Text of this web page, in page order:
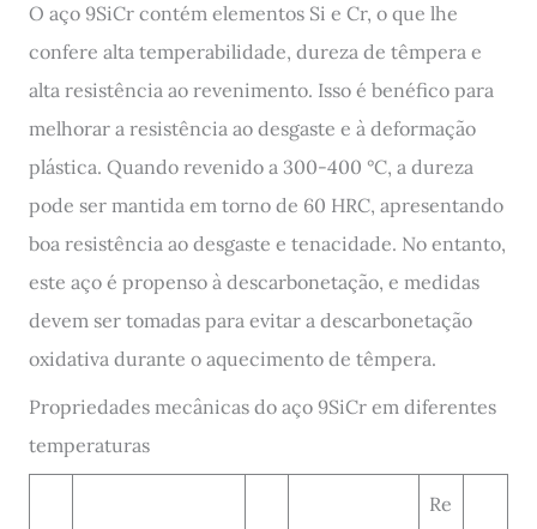
O aço 9SiCr contém elementos Si e Cr, o que lhe
confere alta temperabilidade, dureza de têmpera e
alta resistência ao revenimento. Isso é benéfico para
melhorar a resistência ao desgaste e à deformação
plástica. Quando revenido a 300-400 °C, a dureza
pode ser mantida em torno de 60 HRC, apresentando
boa resistência ao desgaste e tenacidade. No entanto,
este aço é propenso à descarbonetação, e medidas
devem ser tomadas para evitar a descarbonetação
oxidativa durante o aquecimento de têmpera.
Propriedades mecânicas do aço 9SiCr em diferentes
temperaturas
Re